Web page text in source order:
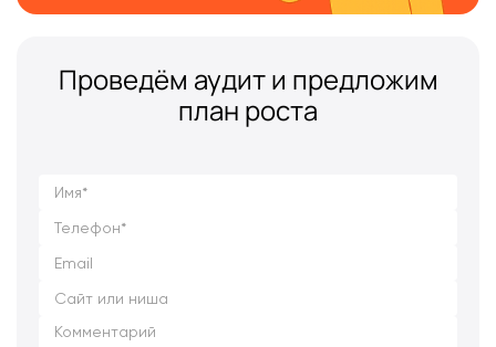
Проведём аудит и предложим
план роста